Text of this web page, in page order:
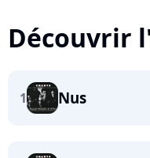
Découvrir
1 Nus